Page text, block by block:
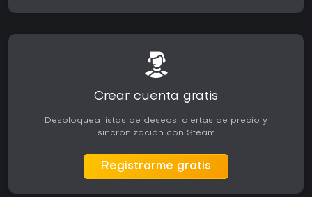
Crear cuenta gratis
Desbloquea listas de deseos, alertas de precio y
sincronización con Steam
Registrarme gratis